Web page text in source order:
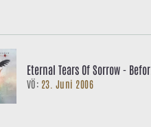
Eternal Tears Of Sorrow - Before
the Bleeding Sun
VÖ: 23. Juni 2006